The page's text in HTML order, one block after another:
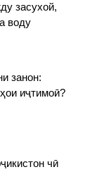
засухой,
воду
занон:
иҷтимоӣ?
чӣ